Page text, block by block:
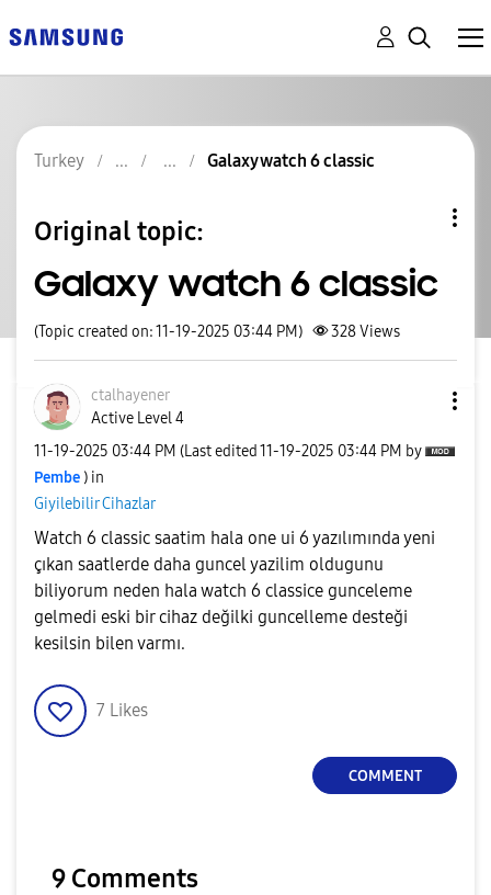
Turkey Galaxy watch 6 classic
Original topic:
Galaxy watch 6 classic
(Topic created on: 11-19-2025 03:44 PM) 328Views
ctalhayener
Active Level 4
‎11-19-2025 03:44 PM (Last edited ‎11-19-2025 03:44 PM by
Pembe ) in
Giyilebilir Cihazlar
Watch 6 classic saatim hala one ui 6 yazılımında yeni
çıkan saatlerde daha guncel yazilim oldugunu
biliyorum neden hala watch 6 classice gunceleme
gelmedi eski bir cihaz değilki guncelleme desteği
kesilsin bilen varmı.
7 Likes
COMMENT
9 Comments